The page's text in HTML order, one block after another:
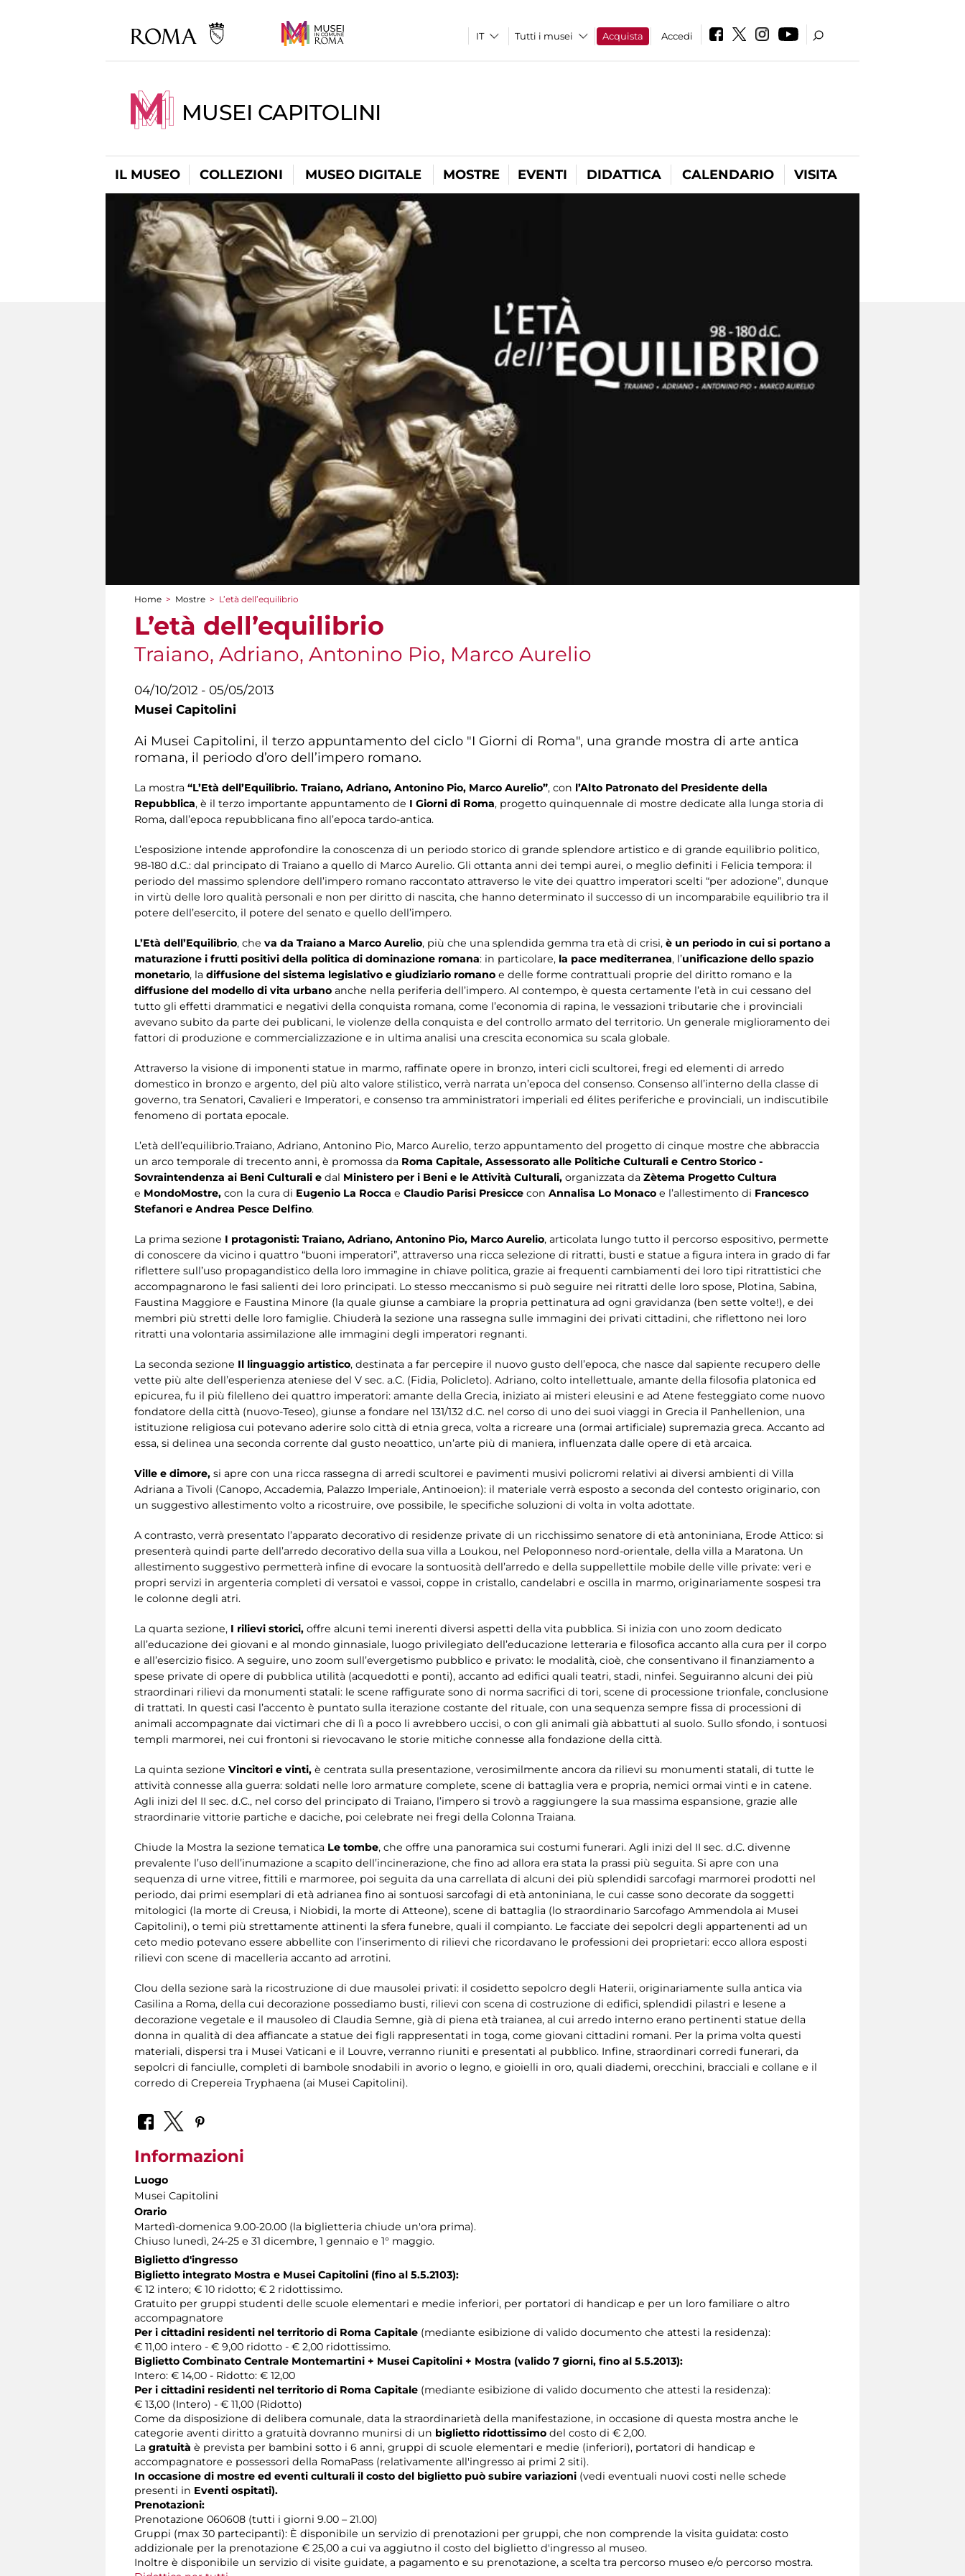
Tutti i musei Acquista Accedi
MUSEI CAPITOLINI
IL MUSEO COLLEZIONI MUSEO DIGITALE MOSTRE EVENTI DIDATTICA CALENDARIO VISITA
Tu sei qui
Home > Mostre > L’età dell’equilibrio
L’età dell’equilibrio
Traiano, Adriano, Antonino Pio, Marco Aurelio
04/10/2012 - 05/05/2013
Musei Capitolini
Ai Musei Capitolini, il terzo appuntamento del ciclo "I Giorni di Roma", una grande mostra di arte antica
romana, il periodo d’oro dell’impero romano.
La mostra “L’Età dell’Equilibrio. Traiano, Adriano, Antonino Pio, Marco Aurelio”, con l’Alto Patronato del Presidente della
Repubblica, è il terzo importante appuntamento de I Giorni di Roma, progetto quinquennale di mostre dedicate alla lunga storia di
Roma, dall’epoca repubblicana fino all’epoca tardo-antica.
L’esposizione intende approfondire la conoscenza di un periodo storico di grande splendore artistico e di grande equilibrio politico,
98-180 d.C.: dal principato di Traiano a quello di Marco Aurelio. Gli ottanta anni dei tempi aurei, o meglio definiti i Felicia tempora: il
periodo del massimo splendore dell’impero romano raccontato attraverso le vite dei quattro imperatori scelti “per adozione”, dunque
in virtù delle loro qualità personali e non per diritto di nascita, che hanno determinato il successo di un incomparabile equilibrio tra il
potere dell’esercito, il potere del senato e quello dell’impero.
L’Età dell’Equilibrio, che va da Traiano a Marco Aurelio, più che una splendida gemma tra età di crisi, è un periodo in cui si portano a
maturazione i frutti positivi della politica di dominazione romana: in particolare, la pace mediterranea, l’unificazione dello spazio
monetario, la diffusione del sistema legislativo e giudiziario romano e delle forme contrattuali proprie del diritto romano e la
diffusione del modello di vita urbano anche nella periferia dell’impero. Al contempo, è questa certamente l’età in cui cessano del
tutto gli effetti drammatici e negativi della conquista romana, come l’economia di rapina, le vessazioni tributarie che i provinciali
avevano subito da parte dei publicani, le violenze della conquista e del controllo armato del territorio. Un generale miglioramento dei
fattori di produzione e commercializzazione e in ultima analisi una crescita economica su scala globale.
Attraverso la visione di imponenti statue in marmo, raffinate opere in bronzo, interi cicli scultorei, fregi ed elementi di arredo
domestico in bronzo e argento, del più alto valore stilistico, verrà narrata un’epoca del consenso. Consenso all’interno della classe di
governo, tra Senatori, Cavalieri e Imperatori, e consenso tra amministratori imperiali ed élites periferiche e provinciali, un indiscutibile
fenomeno di portata epocale.
L’età dell’equilibrio.Traiano, Adriano, Antonino Pio, Marco Aurelio, terzo appuntamento del progetto di cinque mostre che abbraccia
un arco temporale di trecento anni, è promossa da Roma Capitale, Assessorato alle Politiche Culturali e Centro Storico -
Sovraintendenza ai Beni Culturali e dal Ministero per i Beni e le Attività Culturali, organizzata da Zètema Progetto Cultura
e MondoMostre, con la cura di Eugenio La Rocca e Claudio Parisi Presicce con Annalisa Lo Monaco e l’allestimento di Francesco
Stefanori e Andrea Pesce Delfino.
La prima sezione I protagonisti: Traiano, Adriano, Antonino Pio, Marco Aurelio, articolata lungo tutto il percorso espositivo, permette
di conoscere da vicino i quattro “buoni imperatori”, attraverso una ricca selezione di ritratti, busti e statue a figura intera in grado di far
riflettere sull’uso propagandistico della loro immagine in chiave politica, grazie ai frequenti cambiamenti dei loro tipi ritrattistici che
accompagnarono le fasi salienti dei loro principati. Lo stesso meccanismo si può seguire nei ritratti delle loro spose, Plotina, Sabina,
Faustina Maggiore e Faustina Minore (la quale giunse a cambiare la propria pettinatura ad ogni gravidanza (ben sette volte!), e dei
membri più stretti delle loro famiglie. Chiuderà la sezione una rassegna sulle immagini dei privati cittadini, che riflettono nei loro
ritratti una volontaria assimilazione alle immagini degli imperatori regnanti.
La seconda sezione Il linguaggio artistico, destinata a far percepire il nuovo gusto dell’epoca, che nasce dal sapiente recupero delle
vette più alte dell’esperienza ateniese del V sec. a.C. (Fidia, Policleto). Adriano, colto intellettuale, amante della filosofia platonica ed
epicurea, fu il più filelleno dei quattro imperatori: amante della Grecia, iniziato ai misteri eleusini e ad Atene festeggiato come nuovo
fondatore della città (nuovo-Teseo), giunse a fondare nel 131/132 d.C. nel corso di uno dei suoi viaggi in Grecia il Panhellenion, una
istituzione religiosa cui potevano aderire solo città di etnia greca, volta a ricreare una (ormai artificiale) supremazia greca. Accanto ad
essa, si delinea una seconda corrente dal gusto neoattico, un’arte più di maniera, influenzata dalle opere di età arcaica.
Ville e dimore, si apre con una ricca rassegna di arredi scultorei e pavimenti musivi policromi relativi ai diversi ambienti di Villa
Adriana a Tivoli (Canopo, Accademia, Palazzo Imperiale, Antinoeion): il materiale verrà esposto a seconda del contesto originario, con
un suggestivo allestimento volto a ricostruire, ove possibile, le specifiche soluzioni di volta in volta adottate.
A contrasto, verrà presentato l’apparato decorativo di residenze private di un ricchissimo senatore di età antoniniana, Erode Attico: si
presenterà quindi parte dell’arredo decorativo della sua villa a Loukou, nel Peloponneso nord-orientale, della villa a Maratona. Un
allestimento suggestivo permetterà infine di evocare la sontuosità dell’arredo e della suppellettile mobile delle ville private: veri e
propri servizi in argenteria completi di versatoi e vassoi, coppe in cristallo, candelabri e oscilla in marmo, originariamente sospesi tra
le colonne degli atri.
La quarta sezione, I rilievi storici, offre alcuni temi inerenti diversi aspetti della vita pubblica. Si inizia con uno zoom dedicato
all’educazione dei giovani e al mondo ginnasiale, luogo privilegiato dell’educazione letteraria e filosofica accanto alla cura per il corpo
e all’esercizio fisico. A seguire, uno zoom sull’evergetismo pubblico e privato: le modalità, cioè, che consentivano il finanziamento a
spese private di opere di pubblica utilità (acquedotti e ponti), accanto ad edifici quali teatri, stadi, ninfei. Seguiranno alcuni dei più
straordinari rilievi da monumenti statali: le scene raffigurate sono di norma sacrifici di tori, scene di processione trionfale, conclusione
di trattati. In questi casi l’accento è puntato sulla iterazione costante del rituale, con una sequenza sempre fissa di processioni di
animali accompagnate dai victimari che di lì a poco li avrebbero uccisi, o con gli animali già abbattuti al suolo. Sullo sfondo, i sontuosi
templi marmorei, nei cui frontoni si rievocavano le storie mitiche connesse alla fondazione della città.
La quinta sezione Vincitori e vinti, è centrata sulla presentazione, verosimilmente ancora da rilievi su monumenti statali, di tutte le
attività connesse alla guerra: soldati nelle loro armature complete, scene di battaglia vera e propria, nemici ormai vinti e in catene.
Agli inizi del II sec. d.C., nel corso del principato di Traiano, l’impero si trovò a raggiungere la sua massima espansione, grazie alle
straordinarie vittorie partiche e daciche, poi celebrate nei fregi della Colonna Traiana.
Chiude la Mostra la sezione tematica Le tombe, che offre una panoramica sui costumi funerari. Agli inizi del II sec. d.C. divenne
prevalente l’uso dell’inumazione a scapito dell’incinerazione, che fino ad allora era stata la prassi più seguita. Si apre con una
sequenza di urne vitree, fittili e marmoree, poi seguita da una carrellata di alcuni dei più splendidi sarcofagi marmorei prodotti nel
periodo, dai primi esemplari di età adrianea fino ai sontuosi sarcofagi di età antoniniana, le cui casse sono decorate da soggetti
mitologici (la morte di Creusa, i Niobidi, la morte di Atteone), scene di battaglia (lo straordinario Sarcofago Ammendola ai Musei
Capitolini), o temi più strettamente attinenti la sfera funebre, quali il compianto. Le facciate dei sepolcri degli appartenenti ad un
ceto medio potevano essere abbellite con l’inserimento di rilievi che ricordavano le professioni dei proprietari: ecco allora esposti
rilievi con scene di macelleria accanto ad arrotini.
Clou della sezione sarà la ricostruzione di due mausolei privati: il cosidetto sepolcro degli Haterii, originariamente sulla antica via
Casilina a Roma, della cui decorazione possediamo busti, rilievi con scena di costruzione di edifici, splendidi pilastri e lesene a
decorazione vegetale e il mausoleo di Claudia Semne, già di piena età traianea, al cui arredo interno erano pertinenti statue della
donna in qualità di dea affiancate a statue dei figli rappresentati in toga, come giovani cittadini romani. Per la prima volta questi
materiali, dispersi tra i Musei Vaticani e il Louvre, verranno riuniti e presentati al pubblico. Infine, straordinari corredi funerari, da
sepolcri di fanciulle, completi di bambole snodabili in avorio o legno, e gioielli in oro, quali diademi, orecchini, bracciali e collane e il
corredo di Crepereia Tryphaena (ai Musei Capitolini).
Informazioni
Luogo
Musei Capitolini
Orario
Martedì-domenica 9.00-20.00 (la biglietteria chiude un'ora prima).
Chiuso lunedì, 24-25 e 31 dicembre, 1 gennaio e 1° maggio.
Biglietto d'ingresso
Biglietto integrato Mostra e Musei Capitolini (fino al 5.5.2103):
€ 12 intero; € 10 ridotto; € 2 ridottissimo.
Gratuito per gruppi studenti delle scuole elementari e medie inferiori, per portatori di handicap e per un loro familiare o altro
accompagnatore
Per i cittadini residenti nel territorio di Roma Capitale (mediante esibizione di valido documento che attesti la residenza):
€ 11,00 intero - € 9,00 ridotto - € 2,00 ridottissimo.
Biglietto Combinato Centrale Montemartini + Musei Capitolini + Mostra (valido 7 giorni, fino al 5.5.2013):
Intero: € 14,00 - Ridotto: € 12,00
Per i cittadini residenti nel territorio di Roma Capitale (mediante esibizione di valido documento che attesti la residenza):
€ 13,00 (Intero) - € 11,00 (Ridotto)
Come da disposizione di delibera comunale, data la straordinarietà della manifestazione, in occasione di questa mostra anche le
categorie aventi diritto a gratuità dovranno munirsi di un biglietto ridottissimo del costo di € 2,00.
La gratuità è prevista per bambini sotto i 6 anni, gruppi di scuole elementari e medie (inferiori), portatori di handicap e
accompagnatore e possessori della RomaPass (relativamente all'ingresso ai primi 2 siti).
In occasione di mostre ed eventi culturali il costo del biglietto può subire variazioni (vedi eventuali nuovi costi nelle schede
presenti in Eventi ospitati).
Prenotazioni:
Prenotazione 060608 (tutti i giorni 9.00 – 21.00)
Gruppi (max 30 partecipanti): È disponibile un servizio di prenotazioni per gruppi, che non comprende la visita guidata: costo
addizionale per la prenotazione € 25,00 a cui va aggiutno il costo del biglietto d'ingresso al museo.
Inoltre è disponibile un servizio di visite guidate, a pagamento e su prenotazione, a scelta tra percorso museo e/o percorso mostra.